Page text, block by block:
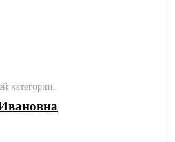
категории.